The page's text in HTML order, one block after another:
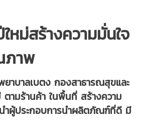
หม่สร้างความมั่นใจ
ภาพ
ยาบาลเบตง กองสาธารณสุขและ
ตามร้านค้า ในพื้นที่ สร้างความ
ำผู้ประกอบการนำผลิตภัณฑ์ที่ดี มี